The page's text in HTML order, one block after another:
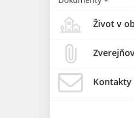
Život v
Kontakty